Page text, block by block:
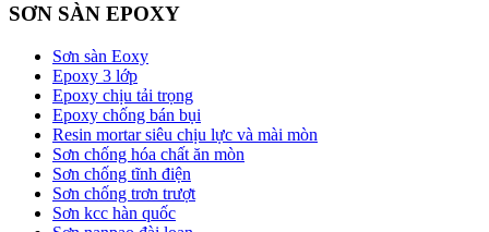
SƠN SÀN EPOXY
Sơn sàn Eoxy
Epoxy 3 lớp
Epoxy chịu tải trọng
Epoxy chống bán bụi
Resin mortar siêu chịu lực và mài mòn
Sơn chống hóa chất ăn mòn
Sơn chống tĩnh điện
Sơn chống trơn trượt
Sơn kcc hàn quốc